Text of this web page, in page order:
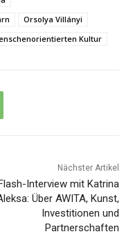
Orsolya Villányi
Kultur
Nächster Artikel
Interview mit Katrina
Über AWITA, Kunst,
Investitionen und
Partnerschaften